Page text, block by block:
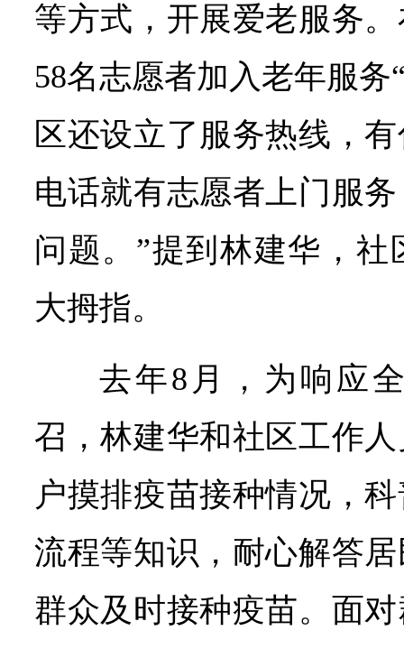
等方式，开展爱老服务
58名志愿者加入老年服务
区还设立了服务热线，
电话就有志愿者上门服
问题。”提到林建华，
大拇指。
去年8月，为响应
召，林建华和社区工作
户摸排疫苗接种情况，
流程等知识，耐心解答
群众及时接种疫苗。面